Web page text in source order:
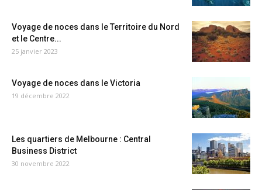
Voyage de noces dans le Territoire du Nord
et le Centre...
25 janvier 2023
Voyage de noces dans le Victoria
19 décembre 2022
Les quartiers de Melbourne : Central
Business District
30 novembre 2022